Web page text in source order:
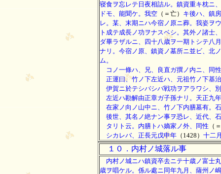
寝食ヲ忘レテ日夜相詰ル。鎮資重キ枕ニ
ドモ、能聞ケ。我空 （＝亡） キ後ハ、鎮
レ。某、末期ニハ今宿ノ原ニ葬。我姿ヲ
ト成テ成長ノ功ヲナスベシ。其外ノ諸士
ダ畢ラザルニ、四十八歳ヲ一期トシテ八
ナリ。今宿ノ原、鎮資ノ墓所ニ並ビ、北
ム。
コノ一條ハ、兄、良直ガ撰ノ内ニ、同性
正運曰、竹ノ下左近ハ、元祖竹ノ下基
伊賀ニ於テシバシバ戦功ヲアラワシ、
左近ハ勘解由正章ガ子孫ナリ。天正九
在家ノ向ノ山中ニ、竹ノ下内膳墓有。
後世、其名ノ絶ナン事ヲ恐レ、近代、
タリト云。内膳トハ嫡家ノ外、同性 （
シカレバ、正長元戊申年 （1428） 十二
１０．内村ノ城落ル事
内村ノ城ニハ鎮資卒去ニテ十歳ノ富士
歳ヲ唱ケル。係ル處ニ同年九月、薩州ノ